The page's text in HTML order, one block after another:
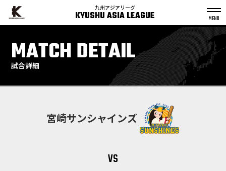
九州アジアリーグ
KYUSHU ASIA LEAGUE
MATCH DETAIL
試合詳細
宮崎サンシャインズ
vs